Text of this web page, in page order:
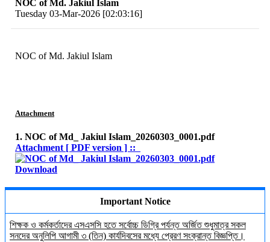
NOC of Md. Jakiul Islam
Tuesday 03-Mar-2026 [02:03:16]
NOC of Md. Jakiul Islam
Attachment
1. NOC of Md_ Jakiul Islam_20260303_0001.pdf
Attachment [ PDF version ] ::
Download
Important Notice
শিক্ষক ও কর্মকর্তাদের এসএসসি হতে সর্বোচ্চ ডিগ্রি পর্যন্ত অর্জিত শুধুমাত্র সকল
সনদের অনুলিপি আগামী ৩ (তিন) কার্যদিবসের মধ্যে প্রেরণ সংক্রান্ত বিজ্ঞপ্তি।